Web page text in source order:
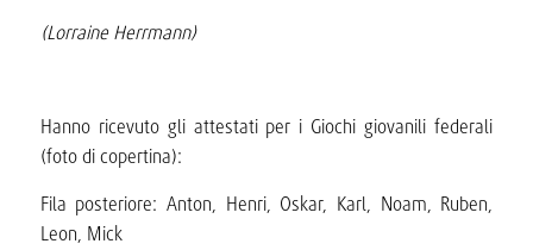
(Lorraine Herrmann)
Hanno ricevuto gli attestati per i Giochi giovanili federali
(foto di copertina):
Fila posteriore: Anton, Henri, Oskar, Karl, Noam, Ruben,
Leon, Mick